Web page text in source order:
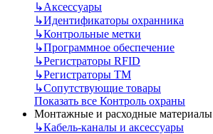
↳Аксессуары
↳Идентификаторы охранника
↳Контрольные метки
↳Программное обеспечение
↳Регистраторы RFID
↳Регистраторы ТМ
↳Сопутствующие товары
Показать все Контроль охраны
Монтажные и расходные материалы
↳Кабель-каналы и аксессуары